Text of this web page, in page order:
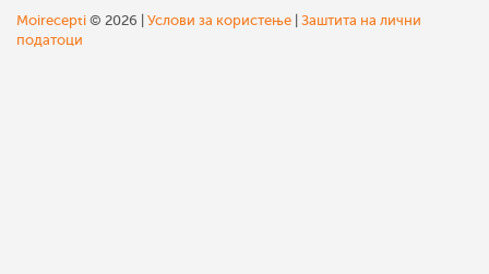
Moirecepti © 2026 | Услови за користење Заштита на лични
податоци